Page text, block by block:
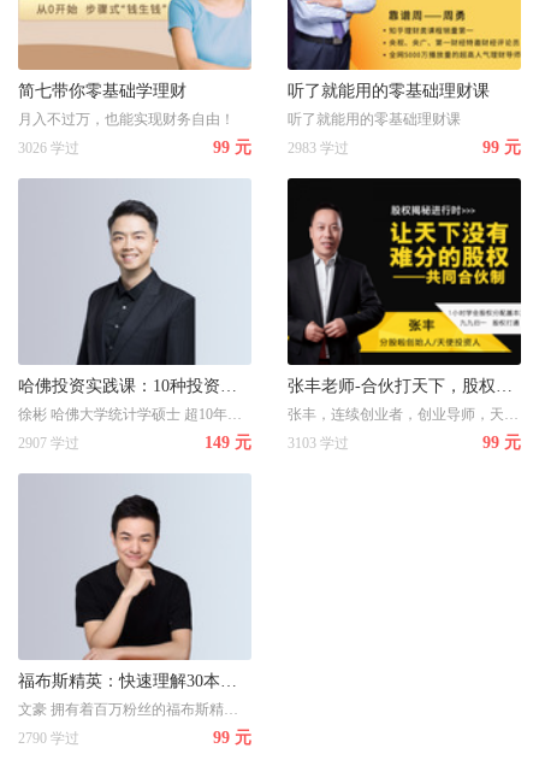
简七带你零基础学理财
月入不过万，也能实现财务自由！
3026 学过
99 元
听了就能用的零基础理财课
听了就能用的零基础理财课
2983 学过
99 元
2907 学过
149 元
3103 学过
99 元
文豪 拥有着百万粉丝的福布斯精英带你30天读完30本书，速学实用的投资思维（股票、房产、基金、经济金融）
2790 学过
99 元